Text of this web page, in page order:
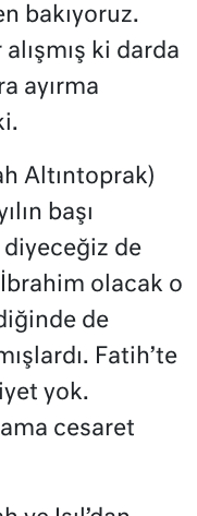
bakıyoruz.
ki darda
ayırma
Altıntoprak)
başı
diyeceğiz de
olacak o
de
Fatih’te
yok.
cesaret